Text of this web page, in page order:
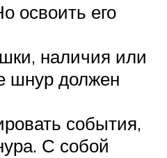
освоить его
наличия или
шнур должен
события,
С собой